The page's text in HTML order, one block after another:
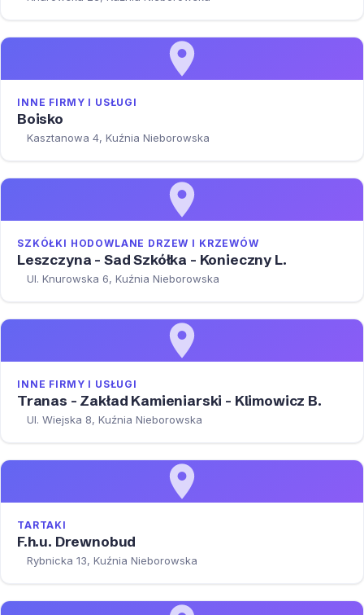
INNE FIRMY I USŁUGI
Boisko
Kasztanowa 4, Kuźnia Nieborowska
SZKÓŁKI HODOWLANE DRZEW I KRZEWÓW
Leszczyna - Sad Szkółka - Konieczny L.
Ul. Knurowska 6, Kuźnia Nieborowska
INNE FIRMY I USŁUGI
Tranas - Zakład Kamieniarski - Klimowicz B.
Ul. Wiejska 8, Kuźnia Nieborowska
TARTAKI
F.h.u. Drewnobud
Rybnicka 13, Kuźnia Nieborowska